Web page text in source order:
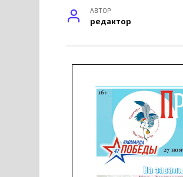
АВТОР
редактор